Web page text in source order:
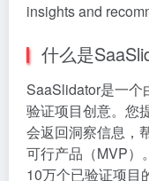
insights and
什么是
SaaSlidator是一个
验证项目创意。您
会返回洞察信息，
可行产品（MVP）
10万个已验证项目